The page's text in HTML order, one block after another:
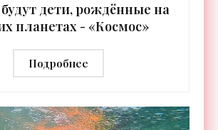
дети, рождённые на
планетах - «Космос»
Подробнее